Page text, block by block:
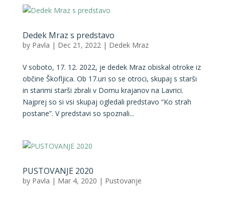
Dedek Mraz s predstavo
by Pavla | Dec 21, 2022| Dedek Mraz
V soboto, 17. 12. 2022, je dedek Mraz obiskal otroke iz
občine Škofljica. Ob 17.uri so se otroci, skupaj s starši
in starimi starši zbrali v Domu krajanov na Lavrici.
Najprej so si vsi skupaj ogledali predstavo “Ko strah
postane”. V predstavi so spoznali...
PUSTOVANJE 2020
by Pavla | Mar 4, 2020 | Pustovanje